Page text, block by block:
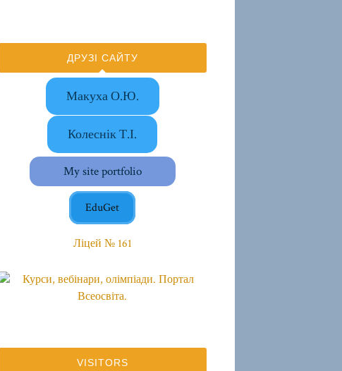
ДРУЗІ САЙТУ
Макуха О.Ю.
Колеснік Т.І.
My site portfolio
EduGet
Ліцей № 161
VISITORS